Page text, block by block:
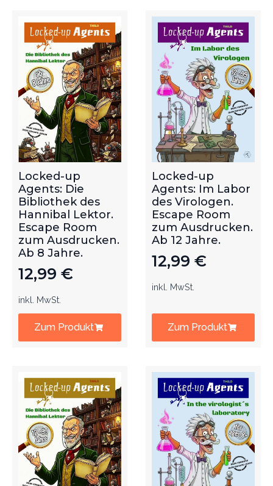
Locked-up
Agents: Die
Bibliothek des
Hannibal Lektor.
Escape Room
zum Ausdrucken.
Ab 8 Jahre.
12,99 €
inkl. MwSt.
Zum Produkt
Locked-up
Agents: Im Labor
des Virologen.
Escape Room
zum Ausdrucken.
Ab 12 Jahre.
12,99 €
inkl. MwSt.
Zum Produkt